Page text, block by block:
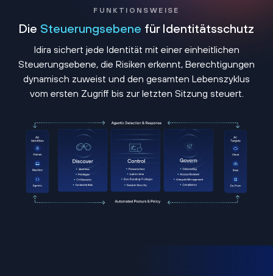
FUNKTIONSWEISE
Die Steuerungsebene für Identitätsschutz
Idira sichert jede Identität mit einer einheitlichen
Steuerungsebene, die Risiken erkennt, Berechtigungen
dynamisch zuweist und den gesamten Lebenszyklus
vom ersten Zugriff bis zur letzten Sitzung steuert.